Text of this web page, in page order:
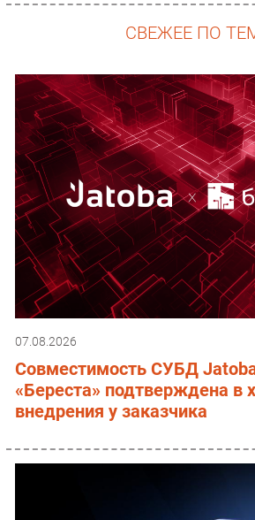
СВЕЖЕЕ ПО
07.08.2026
Совместимость СУБД
«Береста» подтверждена в
внедрения у заказчика